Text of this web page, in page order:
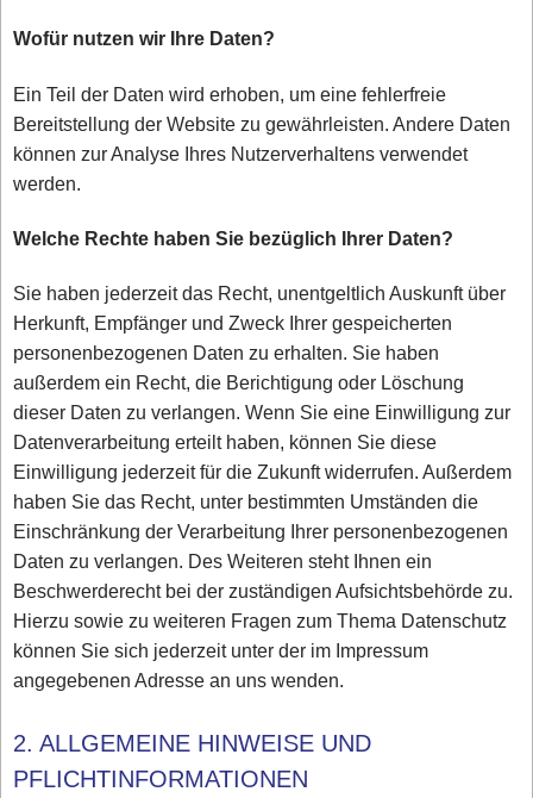
Wofür nutzen wir Ihre Daten?
Ein Teil der Daten wird erhoben, um eine fehlerfreie
Bereitstellung der Website zu gewährleisten. Andere Daten
können zur Analyse Ihres Nutzerverhaltens verwendet
werden.
Welche Rechte haben Sie bezüglich Ihrer Daten?
Sie haben jederzeit das Recht, unentgeltlich Auskunft über
Herkunft, Empfänger und Zweck Ihrer gespeicherten
personenbezogenen Daten zu erhalten. Sie haben
außerdem ein Recht, die Berichtigung oder Löschung
dieser Daten zu verlangen. Wenn Sie eine Einwilligung zur
Datenverarbeitung erteilt haben, können Sie diese
Einwilligung jederzeit für die Zukunft widerrufen. Außerdem
haben Sie das Recht, unter bestimmten Umständen die
Einschränkung der Verarbeitung Ihrer personenbezogenen
Daten zu verlangen. Des Weiteren steht Ihnen ein
Beschwerderecht bei der zuständigen Aufsichtsbehörde zu.
Hierzu sowie zu weiteren Fragen zum Thema Datenschutz
können Sie sich jederzeit unter der im Impressum
angegebenen Adresse an uns wenden.
2. ALLGEMEINE HINWEISE UND
PFLICHTINFORMATIONEN